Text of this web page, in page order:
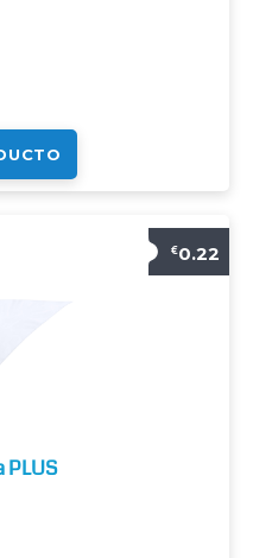
€0.22
PLUS